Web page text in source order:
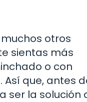
otros
sientas más
o con
que, antes
ser la solución